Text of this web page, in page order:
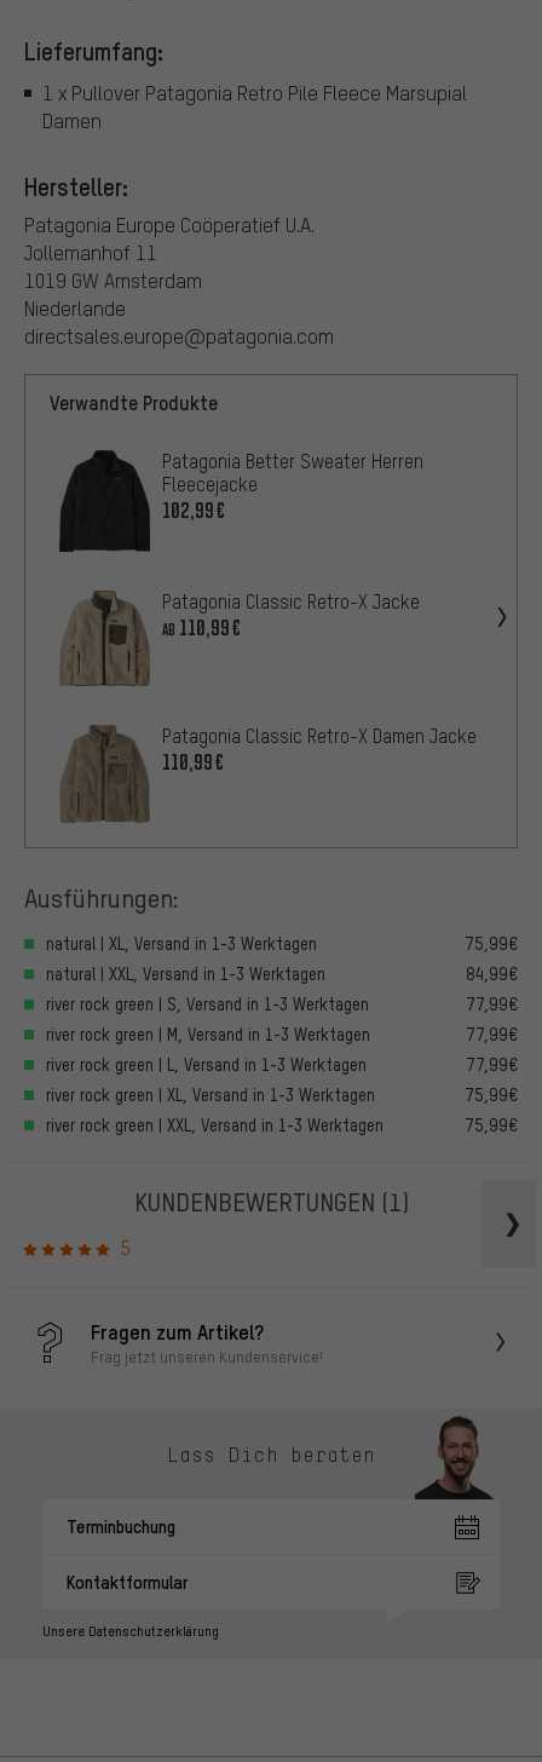
Lieferumfang:
1 x Pullover Patagonia Retro Pile Fleece Marsupial
Damen
Hersteller:
Patagonia Europe Coöperatief U.A.
Jollemanhof 11
1019 GW Amsterdam
Niederlande
directsales.europe@patagonia.com
Verwandte Produkte
Patagonia Better Sweater Herren
Fleecejacke
102,99€
Patagonia Classic Retro-X Jacke
AB 110,99€
Patagonia Classic Retro-X Damen Jacke
110,99€
Ausführungen:
natural | XL, Versand in 1-3 Werktagen
75,99€
natural | XXL, Versand in 1-3 Werktagen
84,99€
river rock green | S, Versand in 1-3 Werktagen
77,99€
river rock green | M, Versand in 1-3 Werktagen
77,99€
river rock green | L, Versand in 1-3 Werktagen
77,99€
river rock green | XL, Versand in 1-3 Werktagen
75,99€
river rock green | XXL, Versand in 1-3 Werktagen
75,99€
KUNDENBEWERTUNGEN (1)
5
Fragen zum Artikel?
Frag jetzt unseren Kundenservice!
Lass Dich beraten
Terminbuchung
Kontaktformular
Unsere Datenschutzerklärung